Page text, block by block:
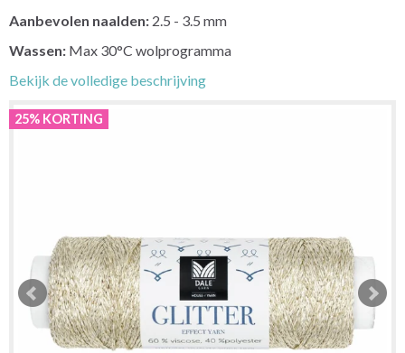
Aanbevolen naalden: 2.5 - 3.5 mm
Wassen: Max 30°C wolprogramma
Bekijk de volledige beschrijving
25% KORTING